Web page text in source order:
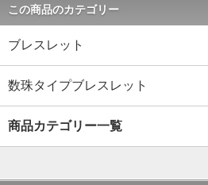
この商品のカテゴリー
ブレスレット
数珠タイプブレスレット
商品カテゴリー一覧